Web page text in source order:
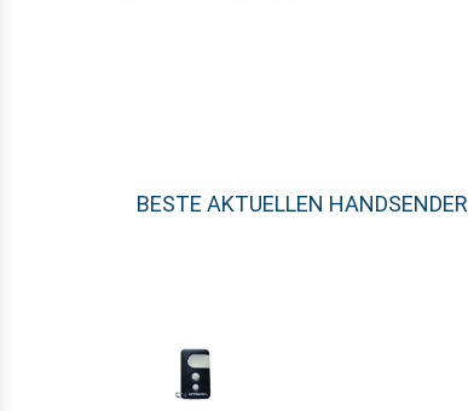
BESTE AKTUELLEN HANDSENDER